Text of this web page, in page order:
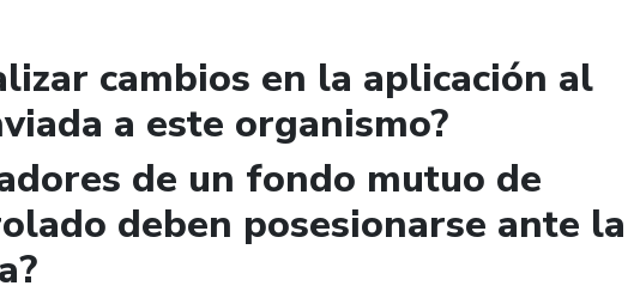
cambios en la aplicación al
a este organismo?
de un fondo mutuo de
deben posesionarse ante la